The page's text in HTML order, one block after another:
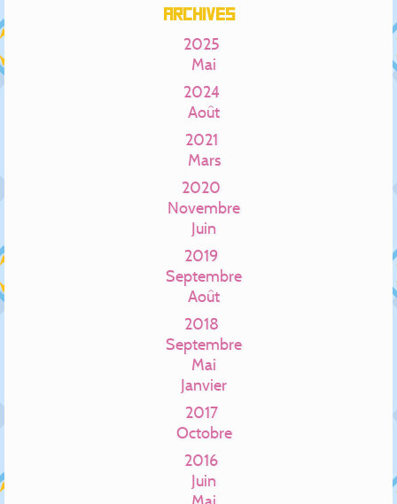
Archives
2025
Mai
2024
Août
2021
Mars
2020
Novembre
Juin
2019
Septembre
Août
2018
Septembre
Mai
Janvier
2017
Octobre
2016
Juin